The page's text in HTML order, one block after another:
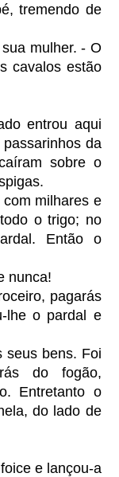
tremendo de
mulher. - O
cavalos estão
entrou aqui
da
sobre o
milhares e
o trigo; no
Então o
nunca!
pagarás
lhe o pardal e
seus bens. Foi
do fogão,
Entretanto o
do lado de
e lançou-a